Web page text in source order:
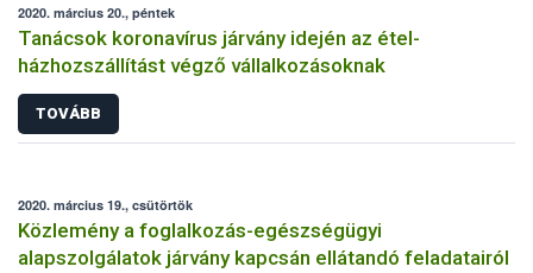
2020. március 20., péntek
Tanácsok koronavírus járvány idején az étel-
házhozszállítást végző vállalkozásoknak
TOVÁBB
2020. március 19., csütörtök
Közlemény a foglalkozás-egészségügyi
alapszolgálatok járvány kapcsán ellátandó feladatairól